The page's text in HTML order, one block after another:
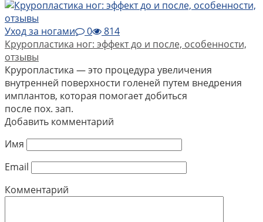
Уход за ногами 0
814
Круропластика ног: эффект до и после, особенности,
отзывы
Круропластика — это процедура увеличения
внутренней поверхности голеней путем внедрения
имплантов, которая помогает добиться
после пох. зап.
Добавить комментарий
Имя
Email
Комментарий